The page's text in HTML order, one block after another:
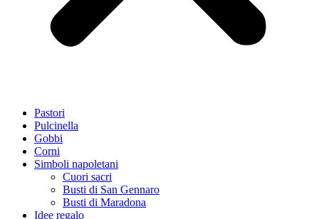
Pastori
Pulcinella
Gobbi
Corni
Simboli napoletani
Cuori sacri
Busti di San Gennaro
Busti di Maradona
Idee regalo